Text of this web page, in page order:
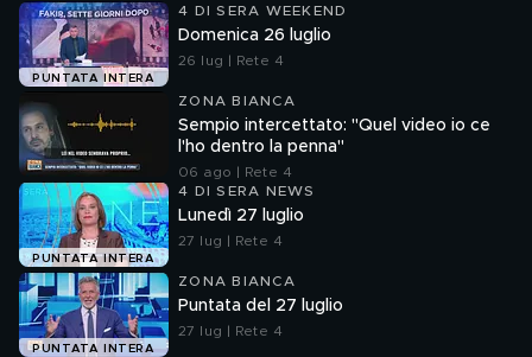
PUNTATA INTERA
4 DI SERA WEEKEND
Domenica 26 luglio
26 lug | Rete 4
ZONA BIANCA
Sempio intercettato: "Quel video io ce
l'ho dentro la penna"
06 ago | Rete 4
PUNTATA INTERA
4 DI SERA NEWS
Lunedì 27 luglio
27 lug | Rete 4
PUNTATA INTERA
ZONA BIANCA
Puntata del 27 luglio
27 lug | Rete 4